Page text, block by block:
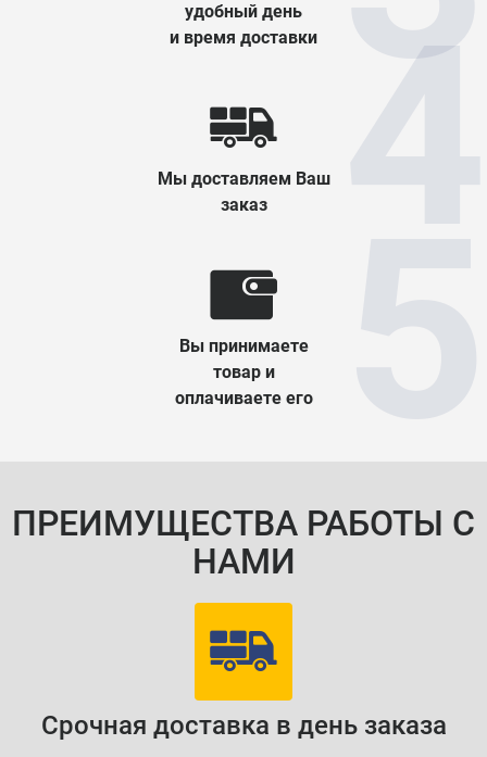
удобный день
и время доставки
Мы доставляем Ваш
заказ
Вы принимаете
товар и
оплачиваете его
ПРЕИМУЩЕСТВА РАБОТЫ С
НАМИ
Срочная доставка в день заказа